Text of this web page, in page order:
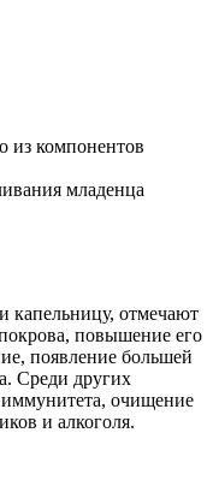
из компонентов
младенца
капельницу, отмечают
повышение его
появление большей
Среди других
очищение
и алкоголя.